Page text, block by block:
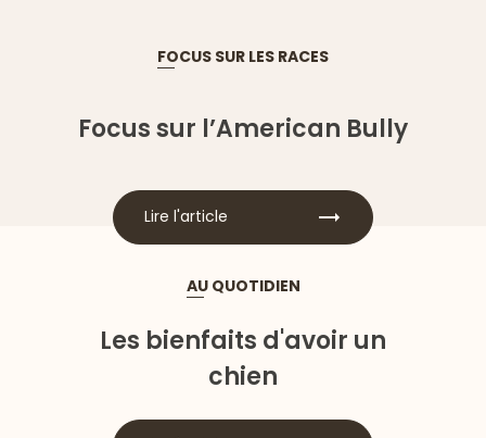
FOCUS SUR LES RACES
Focus sur l’American Bully
Lire l'article
AU QUOTIDIEN
Les bienfaits d'avoir un
chien